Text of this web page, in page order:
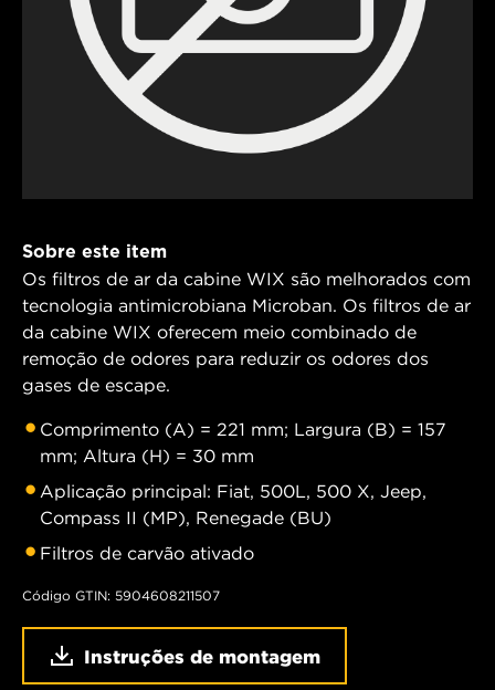
Sobre este item
Os filtros de ar da cabine WIX são melhorados com
tecnologia antimicrobiana Microban. Os filtros de ar
da cabine WIX oferecem meio combinado de
remoção de odores para reduzir os odores dos
gases de escape.
Comprimento (A) = 221 mm; Largura (B) = 157
mm; Altura (H) = 30 mm
Aplicação principal: Fiat, 500L, 500 X, Jeep,
Compass II (MP), Renegade (BU)
Filtros de carvão ativado
Código GTIN: 5904608211507
Instruções de montagem